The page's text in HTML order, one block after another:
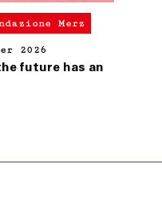
vendita sono
2021
Merz
2026
future has an